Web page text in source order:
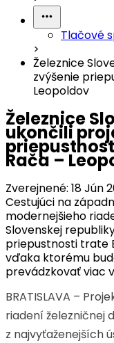
Tlačové
>
Železnice
zvýšenie
Leopoldov
Železnice
ukončili
Rača –
Zverejnené: 18 Jún
Cestujúci na
modernejšieho
Slovenskej
priepustnosti trate
vďaka ktorému
prevádzkovať viac
BRATISLAVA –
riadení železničnej
z najvyťaženejších